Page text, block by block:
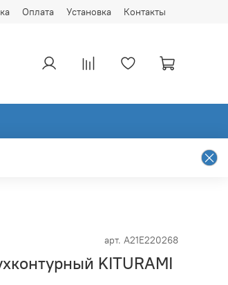
Оплата Установка Контакты
арт. A21E220268
KITURAMI